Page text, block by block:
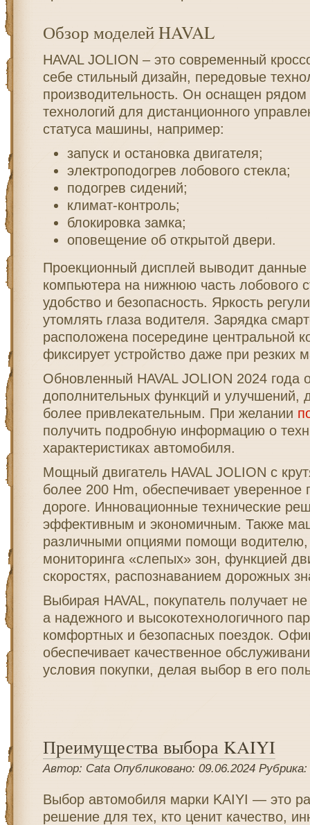
Обзор моделей HAVAL
HAVAL JOLION – это современный
себе стильный дизайн, передовые
производительность. Он оснащен рядом
технологий для дистанционного
статуса машины, например:
запуск и остановка двигателя;
электроподогрев лобового стекла;
подогрев сидений;
климат-контроль;
блокировка замка;
оповещение об открытой двери.
Проекционный дисплей выводит данные
компьютера на нижнюю часть лобового
удобство и безопасность. Яркость
утомлять глаза водителя. Зарядка
расположена посередине центральной
фиксирует устройство даже при резких
Обновленный HAVAL JOLION 2024 года
дополнительных функций и улучшений,
более привлекательным. При желании
получить подробную информацию о
характеристиках автомобиля.
Мощный двигатель HAVAL JOLION с
более 200 Hm, обеспечивает уверенное
дороге. Инновационные технические
эффективным и экономичным. Также
различными опциями помощи
мониторинга «слепых» зон, функцией
скоростях, распознаванием дорожных
Выбирая HAVAL, покупатель получает
а надежного и высокотехнологичного
комфортных и безопасных поездок.
обеспечивает качественное
условия покупки, делая выбор в его
Преимущества выбора KAIYI
Автор: Cata Опубликовано: 09.06.2024 Рубрика:
Выбор автомобиля марки KAIYI — это
решение для тех, кто ценит качество,